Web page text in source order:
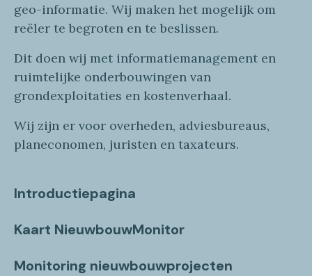
geo-informatie. Wij maken het mogelijk om
reëler te begroten en te beslissen.
Dit doen wij met informatiemanagement en
ruimtelijke onderbouwingen van
grondexploitaties en kostenverhaal.
Wij zijn er voor overheden, adviesbureaus,
planeconomen, juristen en taxateurs.
Introductiepagina
Kaart NieuwbouwMonitor
Monitoring nieuwbouwprojecten